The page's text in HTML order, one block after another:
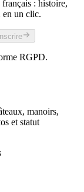
: histoire,
en un clic.
RGPD.
manoirs,
et statut